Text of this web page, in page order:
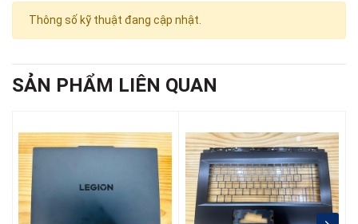
Thông số kỹ thuật đang cập nhật.
SẢN PHẨM LIÊN QUAN